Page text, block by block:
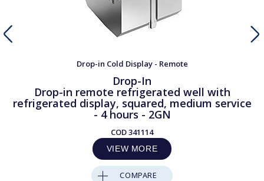
Drop-in Cold Display - Remote
Drop-In
Drop-in remote refrigerated well with
refrigerated display, squared, medium service
- 4 hours - 2GN
COD341114
VIEW MORE
COMPARE